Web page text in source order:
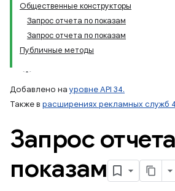
Общественные конструкторы
Запрос отчета по показам
Запрос отчета по показам
Публичные методы
Добавлено науровне API 34.
Также в расширениях рекламных служб
Запрос
показам